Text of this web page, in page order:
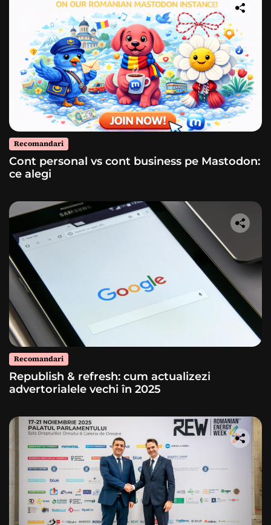
Recomandari
Cont personal vs cont business pe Mastodon:
ce alegi
Recomandari
Republish & refresh: cum actualizezi
advertorialele vechi în 2025